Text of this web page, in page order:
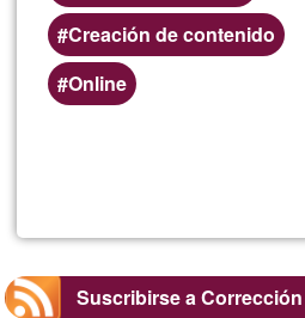
Creación de contenido
Online
Suscribirse a